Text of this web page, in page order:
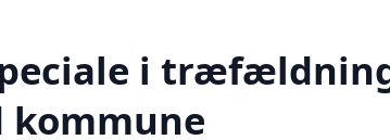
i
kommune